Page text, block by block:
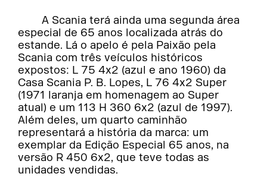
A Scania terá ainda uma segunda área
especial de 65 anos localizada atrás do
estande. Lá o apelo é pela Paixão pela
Scania com três veículos históricos
expostos: L 75 4x2 (azul e ano 1960) da
Casa Scania P. B. Lopes, L 76 4x2 Super
(1971 laranja em homenagem ao Super
atual) e um 113 H 360 6x2 (azul de 1997).
Além deles, um quarto caminhão
representará a história da marca: um
exemplar da Edição Especial 65 anos, na
versão R 450 6x2, que teve todas as
unidades vendidas.